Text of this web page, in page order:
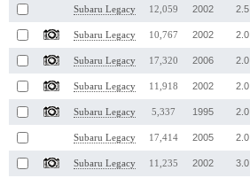
Subaru Legacy 12,059 2002 2.5
Subaru Legacy 10,767 2002 2.0
Subaru Legacy 17,320 2006 2.0
Subaru Legacy 11,918 2002 2.0
Subaru Legacy 5,337 1995 2.0
Subaru Legacy 17,414 2005 2.0
Subaru Legacy 11,235 2002 3.0